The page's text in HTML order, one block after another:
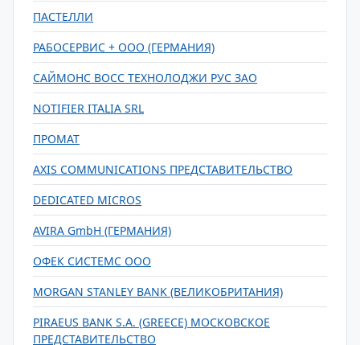
ПАСТЕЛЛИ
РАБОСЕРВИС + ООО (ГЕРМАНИЯ)
САЙМОНС ВОСС ТЕХНОЛОДЖИ РУС ЗАО
NOTIFIER ITALIA SRL
ПРОМАТ
AXIS COMMUNICATIONS ПРЕДСТАВИТЕЛЬСТВО
DEDICATED MICROS
AVIRA GmbH (ГЕРМАНИЯ)
ОФЕК СИСТЕМС ООО
MORGAN STANLEY BANK (ВЕЛИКОБРИТАНИЯ)
PIRAEUS BANK S.A. (GREECE) МОСКОВСКОЕ
ПРЕДСТАВИТЕЛЬСТВО